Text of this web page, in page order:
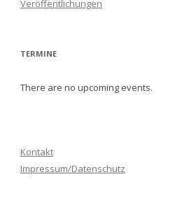
Veröffentlichungen
TERMINE
There are no upcoming events.
Kontakt
Impressum/Datenschutz